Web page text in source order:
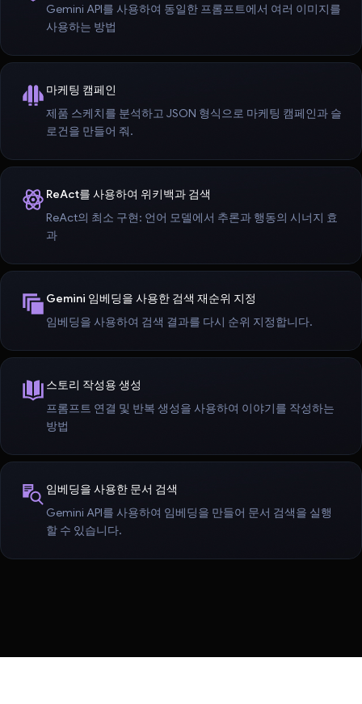
Gemini API를 사용하여 동일한 프롬프트에서 여러 이미지를
사용하는 방법
마케팅 캠페인
제품 스케치를 분석하고 JSON 형식으로 마케팅 캠페인과 슬
로건을 만들어 줘.
ReAct를 사용하여 위키백과 검색
ReAct의 최소 구현: 언어 모델에서 추론과 행동의 시너지 효
과
Gemini 임베딩을 사용한 검색 재순위 지정
임베딩을 사용하여 검색 결과를 다시 순위 지정합니다.
스토리 작성용 생성
프롬프트 연결 및 반복 생성을 사용하여 이야기를 작성하는
방법
임베딩을 사용한 문서 검색
Gemini API를 사용하여 임베딩을 만들어 문서 검색을 실행
할 수 있습니다.